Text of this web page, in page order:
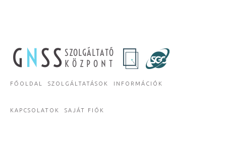
GNSS SZOLGÁLTATÓ
KÖZPONT
FŐOLDAL SZOLGÁLTATÁSOK INFORMÁCIÓK
KAPCSOLATOK SAJÁT FIÓK